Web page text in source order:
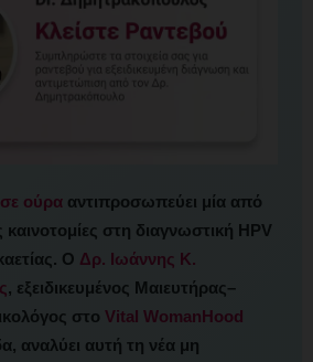
ούρα αντιπροσωπεύει μία από
καινοτομίες στη διαγνωστική HPV
Ο Δρ. Ιωάννης Κ.
, εξειδικευμένος Μαιευτήρας–
στο Vital WomanHood
αναλύει αυτή τη νέα μη